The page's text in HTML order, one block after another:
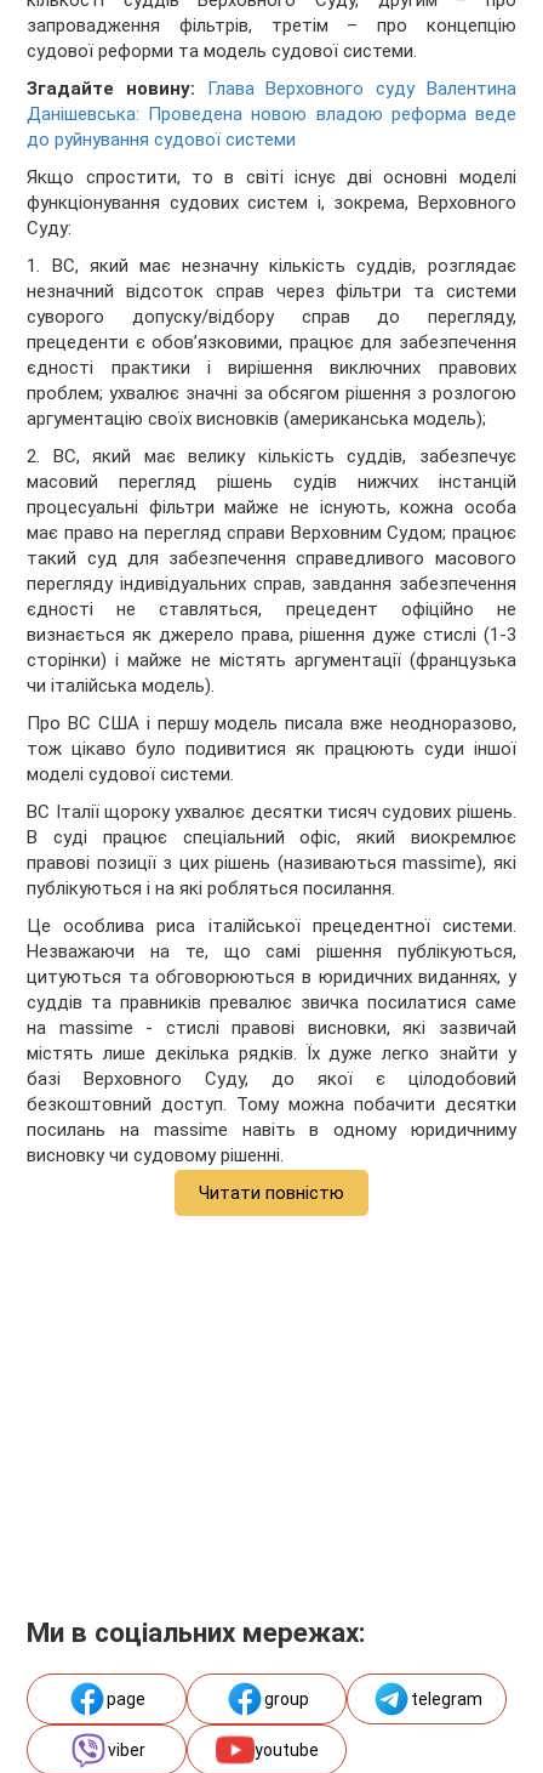
запровадження фільтрів, третім – про концепцію
судової реформи та модель судової системи.
Згадайте новину: Глава Верховного суду Валентина
Данішевська: Проведена новою владою реформа веде
до руйнування судової системи
Якщо спростити, то в світі існує дві основні моделі
функціонування судових систем і, зокрема, Верховного
Суду:
1. ВС, який має незначну кількість суддів, розглядає
незначний відсоток справ через фільтри та системи
суворого допуску/відбору справ до перегляду,
прецеденти є обов’язковими, працює для забезпечення
єдності практики і вирішення виключних правових
проблем; ухвалює значні за обсягом рішення з розлогою
аргументацію своїх висновків (американська модель);
2. ВС, який має велику кількість суддів, забезпечує
масовий перегляд рішень судів нижчих інстанцій
процесуальні фільтри майже не існують, кожна особа
має право на перегляд справи Верховним Судом; працює
такий суд для забезпечення справедливого масового
перегляду індивідуальних справ, завдання забезпечення
єдності не ставляться, прецедент офіційно не
визнається як джерело права, рішення дуже стислі (1-3
сторінки) і майже не містять аргументації (французька
чи італійська модель).
Про ВС США і першу модель писала вже неодноразово,
тож цікаво було подивитися як працюють суди іншої
моделі судової системи.
ВС Італії щороку ухвалює десятки тисяч судових рішень.
В суді працює спеціальний офіс, який виокремлює
правові позиції з цих рішень (називаються massime), які
публікуються і на які робляться посилання.
Це особлива риса італійської прецедентної системи.
Незважаючи на те, що самі рішення публікуються,
цитуються та обговорюються в юридичних виданнях, у
суддів та правників превалює звичка посилатися саме
на massime - стислі правові висновки, які зазвичай
містять лише декілька рядків. Їх дуже легко знайти у
базі Верховного Суду, до якої є цілодобовий
безкоштовний доступ. Тому можна побачити десятки
посилань на massime навіть в одному юридичниму
висновку чи судовому рішенні.
Читати повністю
Ми в соціальних мережах:
page group telegram
viber youtube